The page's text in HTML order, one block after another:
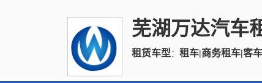
芜湖万达汽车
租赁车型 ： 租车|商务租车|客